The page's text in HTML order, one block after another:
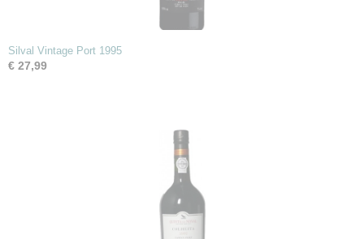
Silval Vintage Port 1995
€ 27,99